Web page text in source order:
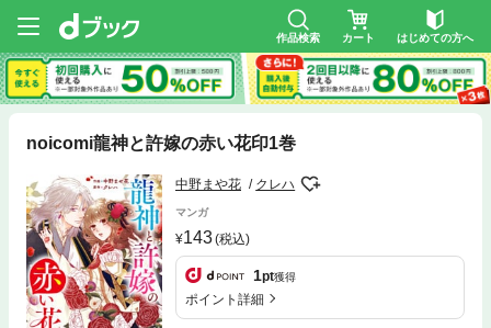
作品検索 カート はじめての方へ
noicomi龍神と許嫁の赤い花印1巻
中野まや花 クレハ
マンガ
143(税込)
1pt獲得
ポイント詳細